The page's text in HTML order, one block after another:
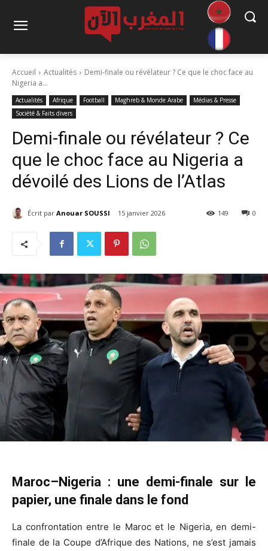
Accueil Actualités
Demi-finale ou révélateur ? Ce que le choc face au
Nigeria a...
Actualités Afrique Football Maghreb & Monde Arabe
Médias & Presse
Société & Faits divers
Demi-finale ou révélateur ? Ce
que le choc face au Nigeria a
dévoilé des Lions de l’Atlas
Écrit par Anouar SOUSSI 15 janvier 2026 0
149
Maroc–Nigeria : une demi-finale sur le
papier, une finale dans le fond
La confrontation entre le Maroc et le Nigeria, en demi-
finale de la Coupe d’Afrique des Nations, ne s’est jamais